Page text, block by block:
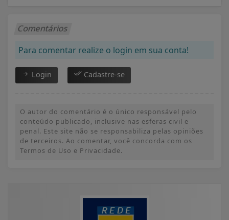
Comentários
Para comentar realize o login em sua conta!
Login Cadastre-se
O autor do comentário é o único responsável pelo
conteúdo publicado, inclusive nas esferas civil e
penal. Este site não se responsabiliza pelas opiniões
de terceiros. Ao comentar, você concorda com os
Termos de Uso e Privacidade.